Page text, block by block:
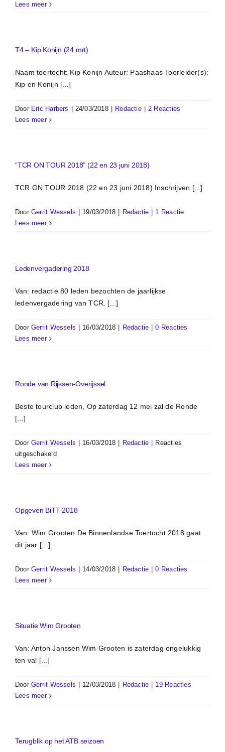
Lees meer
T4 – Kip Konijn (24 mrt)
Naam toertocht: Kip Konijn Auteur: Paashaas Toerleider(s):
Kip en Konijn [...]
Door Eric Harbers 24/03/2018 Redactie
2 Reacties
Lees meer
“TCR ON TOUR 2018” (22 en 23 juni 2018)
TCR ON TOUR 2018 (22 en 23 juni 2018) Inschrijven [...]
DoorGerrit Wessels 19/03/2018 Redactie
1 Reactie
Lees meer
Ledenvergadering 2018
Van: redactie 80 leden bezochten de jaarlijkse
ledenvergadering van TCR. [...]
DoorGerrit Wessels 16/03/2018 Redactie
0 Reacties
Lees meer
Ronde van Rijssen-Overijssel
Beste tourclub leden, Op zaterdag 12 mei zal de Ronde
[...]
DoorGerrit Wessels 16/03/2018 Redactie
Reacties
uitgeschakeldvoor
Lees meer
Opgeven BiTT 2018
Van: Wim Grooten De Binnenlandse Toertocht 2018 gaat
dit jaar [...]
DoorGerrit Wessels 14/03/2018 Redactie
0 Reacties
Lees meer
Situatie Wim Grooten
Van: Anton Janssen Wim Grooten is zaterdag ongelukkig
ten val [...]
DoorGerrit Wessels 12/03/2018 Redactie
19 Reacties
Lees meer
Terugblik op het ATB seizoen